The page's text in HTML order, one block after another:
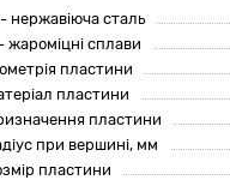
нержавіюча сталь
жароміцні сплави
пластини
пластини
пластини
при вершині, мм
пластини